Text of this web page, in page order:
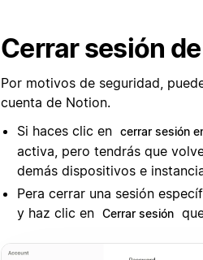
Cerrar sesión
Por motivos de seguridad,
cuenta de Notion.
Si haces clic en cerrar sesión
activa, pero tendrás que
demás dispositivos e
Pera cerrar una sesión
y haz clic en Cerrar sesión